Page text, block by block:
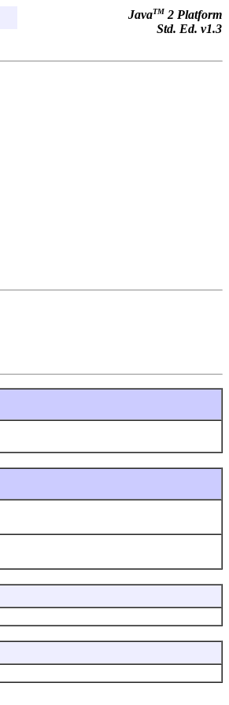
JavaTM 2 Platform
Std. Ed. v1.3